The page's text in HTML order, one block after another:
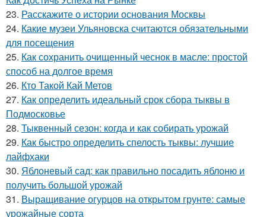
23. Расскажите о истории основания Москвы
24. Какие музеи Ульяновска считаются обязательными
для посещения
25. Как сохранить очищенный чеснок в масле: простой
способ на долгое время
26. Кто Такой Кай Метов
27. Как определить идеальный срок сбора тыквы в
Подмосковье
28. Тыквенный сезон: когда и как собирать урожай
29. Как быстро определить спелость тыквы: лучшие
лайфхаки
30. Яблоневый сад: как правильно посадить яблоню и
получить большой урожай
31. Выращивание огурцов на открытом грунте: самые
урожайные сорта